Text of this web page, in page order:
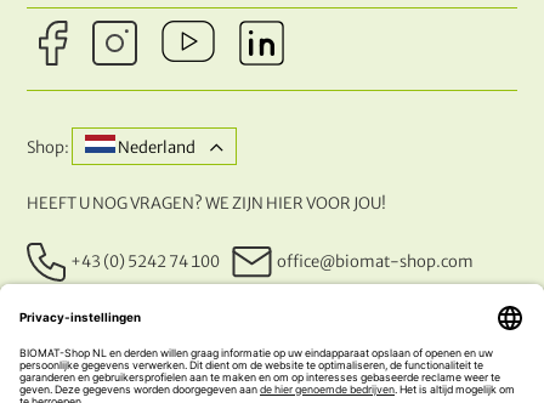
Shop: Nederland
HEEFT U NOG VRAGEN? WE ZIJN HIER VOOR JOU!
+43 (0) 5242 74 100 office@biomat-shop.com
ONZE BETALINGSMETHODEN